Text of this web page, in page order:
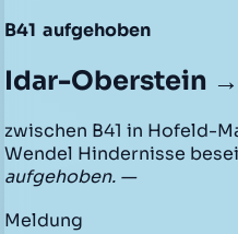
B41 aufgehoben
Idar-Oberstein
zwischen B41 in Hofeld-
Wendel Hindernisse
aufgehoben. —
Meldung